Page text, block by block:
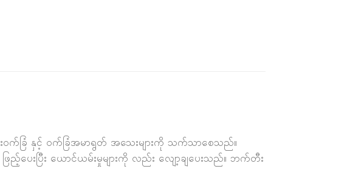
က်ခြံ နှင့် ဝက်ခြံအမာရွတ် အသေးများကို သက်သာစေသည်။
ေးပြီး ယောင်ယမ်းမှုများကို လည်း လျော့ချပေးသည်။ ဘက်တီး